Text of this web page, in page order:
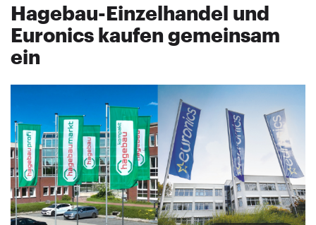
Hagebau-Einzelhandel und
Euronics kaufen gemeinsam
ein